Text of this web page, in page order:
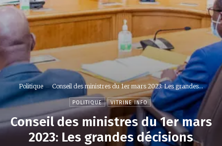
Politique Conseil des ministres du 1er mars 2023: Les grandes...
POLITIQUE VITRINE INFO
Conseil des ministres du 1er mars
2023: Les grandes décisions